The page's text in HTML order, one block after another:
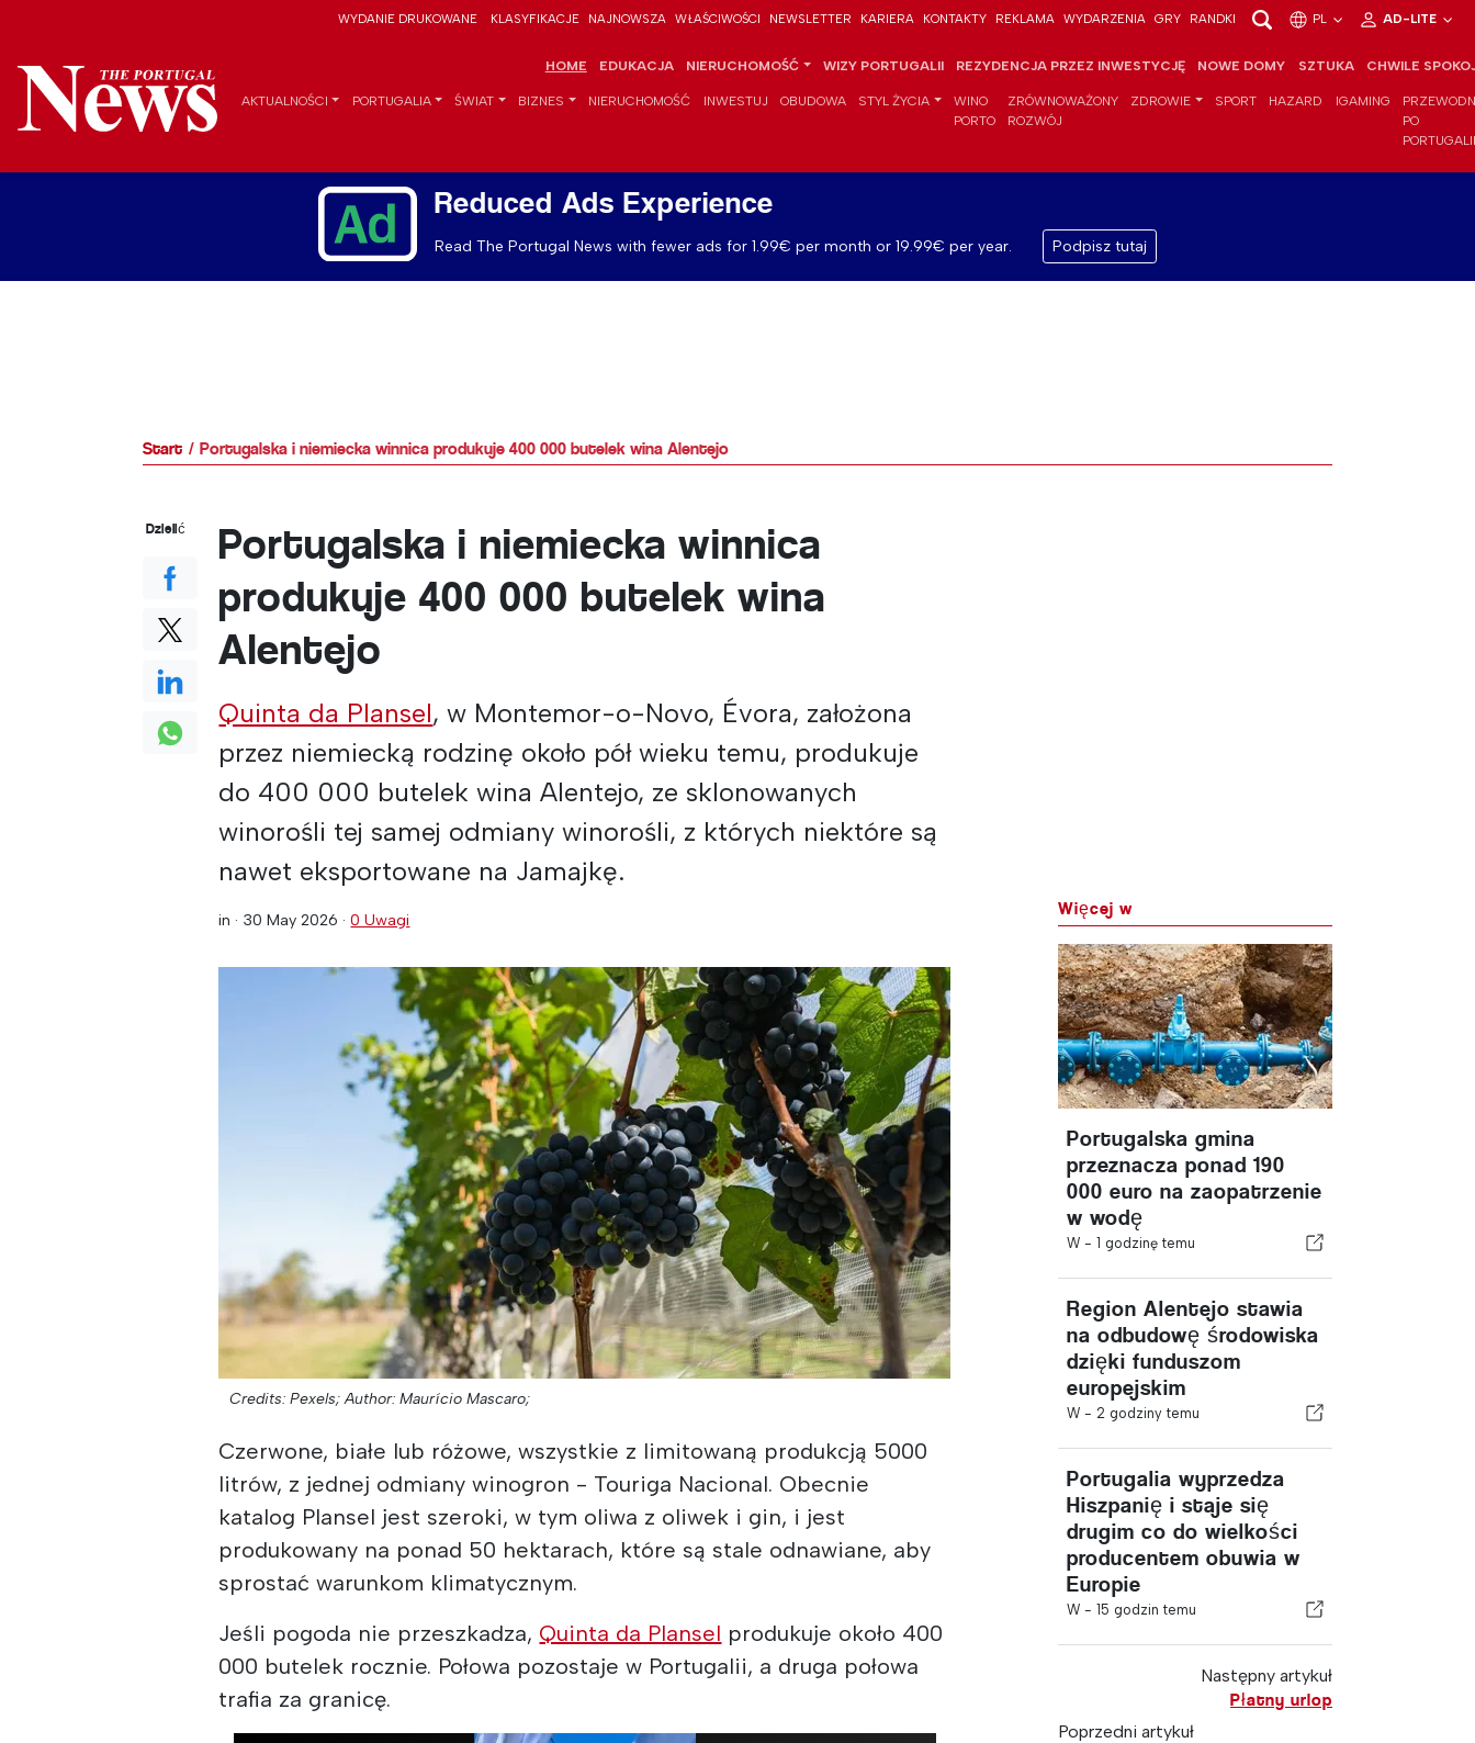
WYDANIE DRUKOWANE KLASYFIKACJE NAJNOWSZA WŁAŚCIWOŚCI NEWSLETTER KARIERA KONTAKTY REKLAMA WYDARZENIA GRY RANDKI PL AD-LITE
HOME EDUKACJA NIERUCHOMOŚĆ WIZY PORTUGALII REZYDENCJA PRZEZ INWESTYCJĘ NOWE DOMY SZTUKA CHWILE
AKTUALNOŚCI PORTUGALIA ŚWIAT BIZNES NIERUCHOMOŚĆ INWESTUJ OBUDOWA STYL ŻYCIA
WINO
PORTO
ZRÓWNOWAŻONY
ROZWÓJ
ZDROWIE SPORT HAZARD IGAMING
PO
PORTUGALII
Reduced Ads Experience
Read The Portugal News with fewer ads for 1.99€ per month or 19.99€ per year. Podpisz tutaj
Start Portugalska i niemiecka winnica produkuje 400 000 butelek wina Alentejo
Portugalska i niemiecka winnica
produkuje 400 000 butelek wina
Alentejo
Quinta da Plansel, w Montemor-o-Novo, Évora, założona
przez niemiecką rodzinę około pół wieku temu, produkuje
do 400 000 butelek wina Alentejo, ze sklonowanych
winorośli tej samej odmiany winorośli, z których niektóre są
nawet eksportowane na Jamajkę.
in · 30 May 2026 ·0 Uwagi
Credits: Pexels; Author: Maurício Mascaro;
Czerwone, białe lub różowe, wszystkie z limitowaną produkcją 5000
litrów, z jednej odmiany winogron - Touriga Nacional. Obecnie
katalog Plansel jest szeroki, w tym oliwa z oliwek i gin, i jest
produkowany na ponad 50 hektarach, które są stale odnawiane, aby
sprostać warunkom klimatycznym.
Jeśli pogoda nie przeszkadza, Quinta da Plansel produkuje około 400
000 butelek rocznie. Połowa pozostaje w Portugalii, a druga połowa
trafia za granicę.
Dzielić
Więcej w
Portugalska gmina
przeznacza ponad 190
000 euro na zaopatrzenie
w wodę
W - 1 godzinę temu
Region Alentejo stawia
na odbudowę środowiska
dzięki funduszom
europejskim
W - 2 godziny temu
Portugalia wyprzedza
Hiszpanię i staje się
drugim co do wielkości
producentem obuwia w
Europie
W - 15 godzin temu
Następny artykuł
Płatny urlop
Poprzedni artykuł